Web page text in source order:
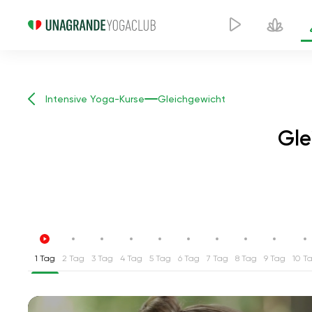
Intensive Yoga-Kurse Gleichgewicht
1 Tag 2 Tag 3 Tag 4 Tag 5 Tag 6 Tag 7 Tag 8 Tag 9 Tag 10